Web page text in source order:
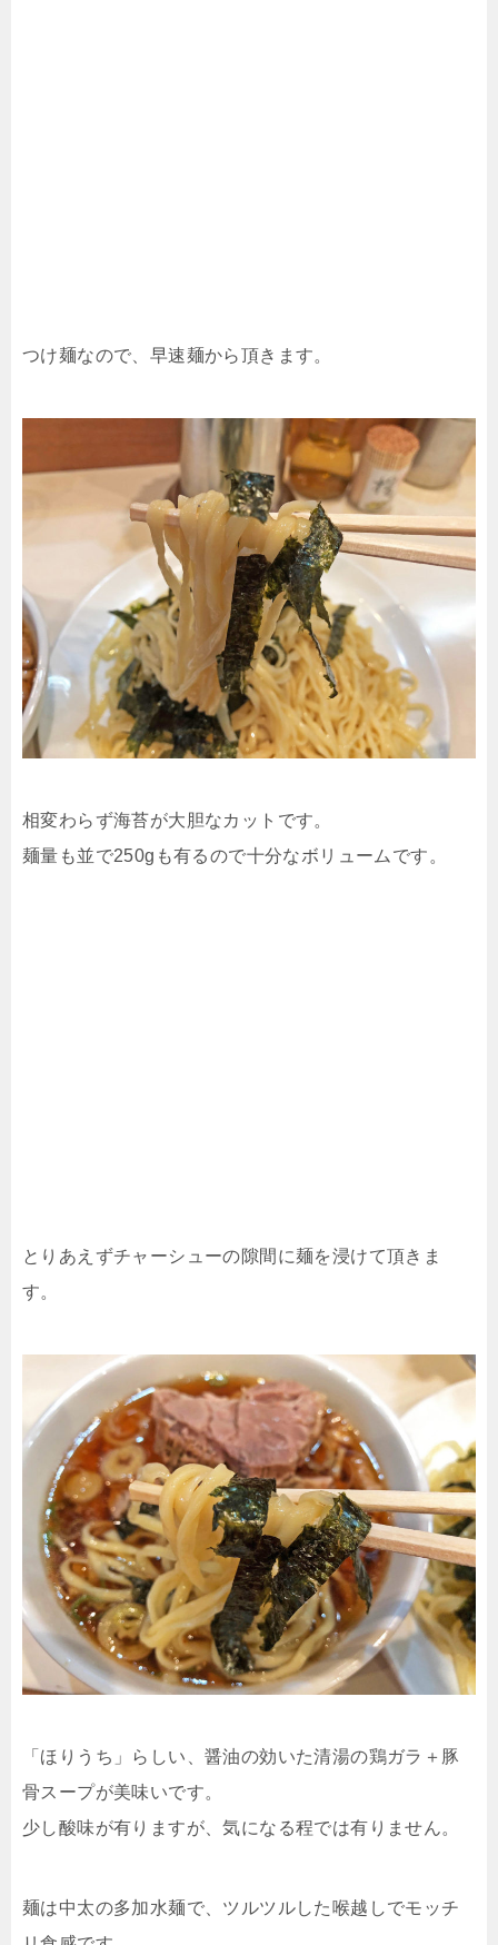
つけ麺なので、早速麺から頂きます。
相変わらず海苔が大胆なカットです。
麺量も並で250gも有るので十分なボリュームです。
とりあえずチャーシューの隙間に麺を浸けて頂きま
す。
「ほりうち」らしい、醤油の効いた清湯の鶏ガラ＋豚
骨スープが美味いです。
少し酸味が有りますが、気になる程では有りません。
麺は中太の多加水麺で、ツルツルした喉越しでモッチ